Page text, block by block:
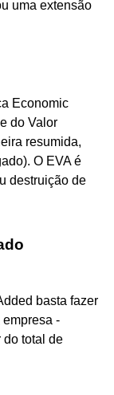
uma extensão
Economic
do Valor
resumida,
O EVA é
destruição de
basta fazer
-
do total de